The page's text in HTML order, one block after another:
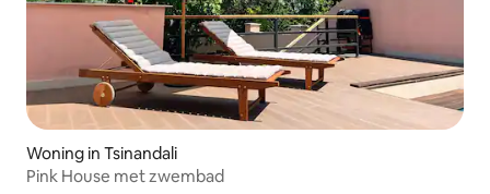
Woning in Tsinandali
Pink House met zwembad